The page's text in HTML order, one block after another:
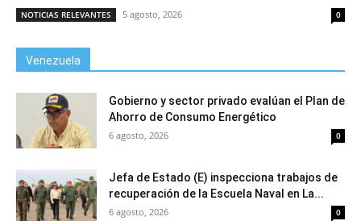
NOTICIAS RELEVANTES 5 agosto, 2026 0
Venezuela
Gobierno y sector privado evalúan el Plan de
Ahorro de Consumo Energético
6 agosto, 2026 0
Jefa de Estado (E) inspecciona trabajos de
recuperación de la Escuela Naval en La...
6 agosto, 2026 0